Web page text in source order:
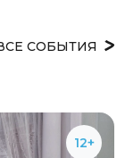
СОБЫТИЯ
12+